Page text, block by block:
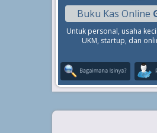
Buku Kas Online
Untuk personal, usaha
UKM, startup, dan